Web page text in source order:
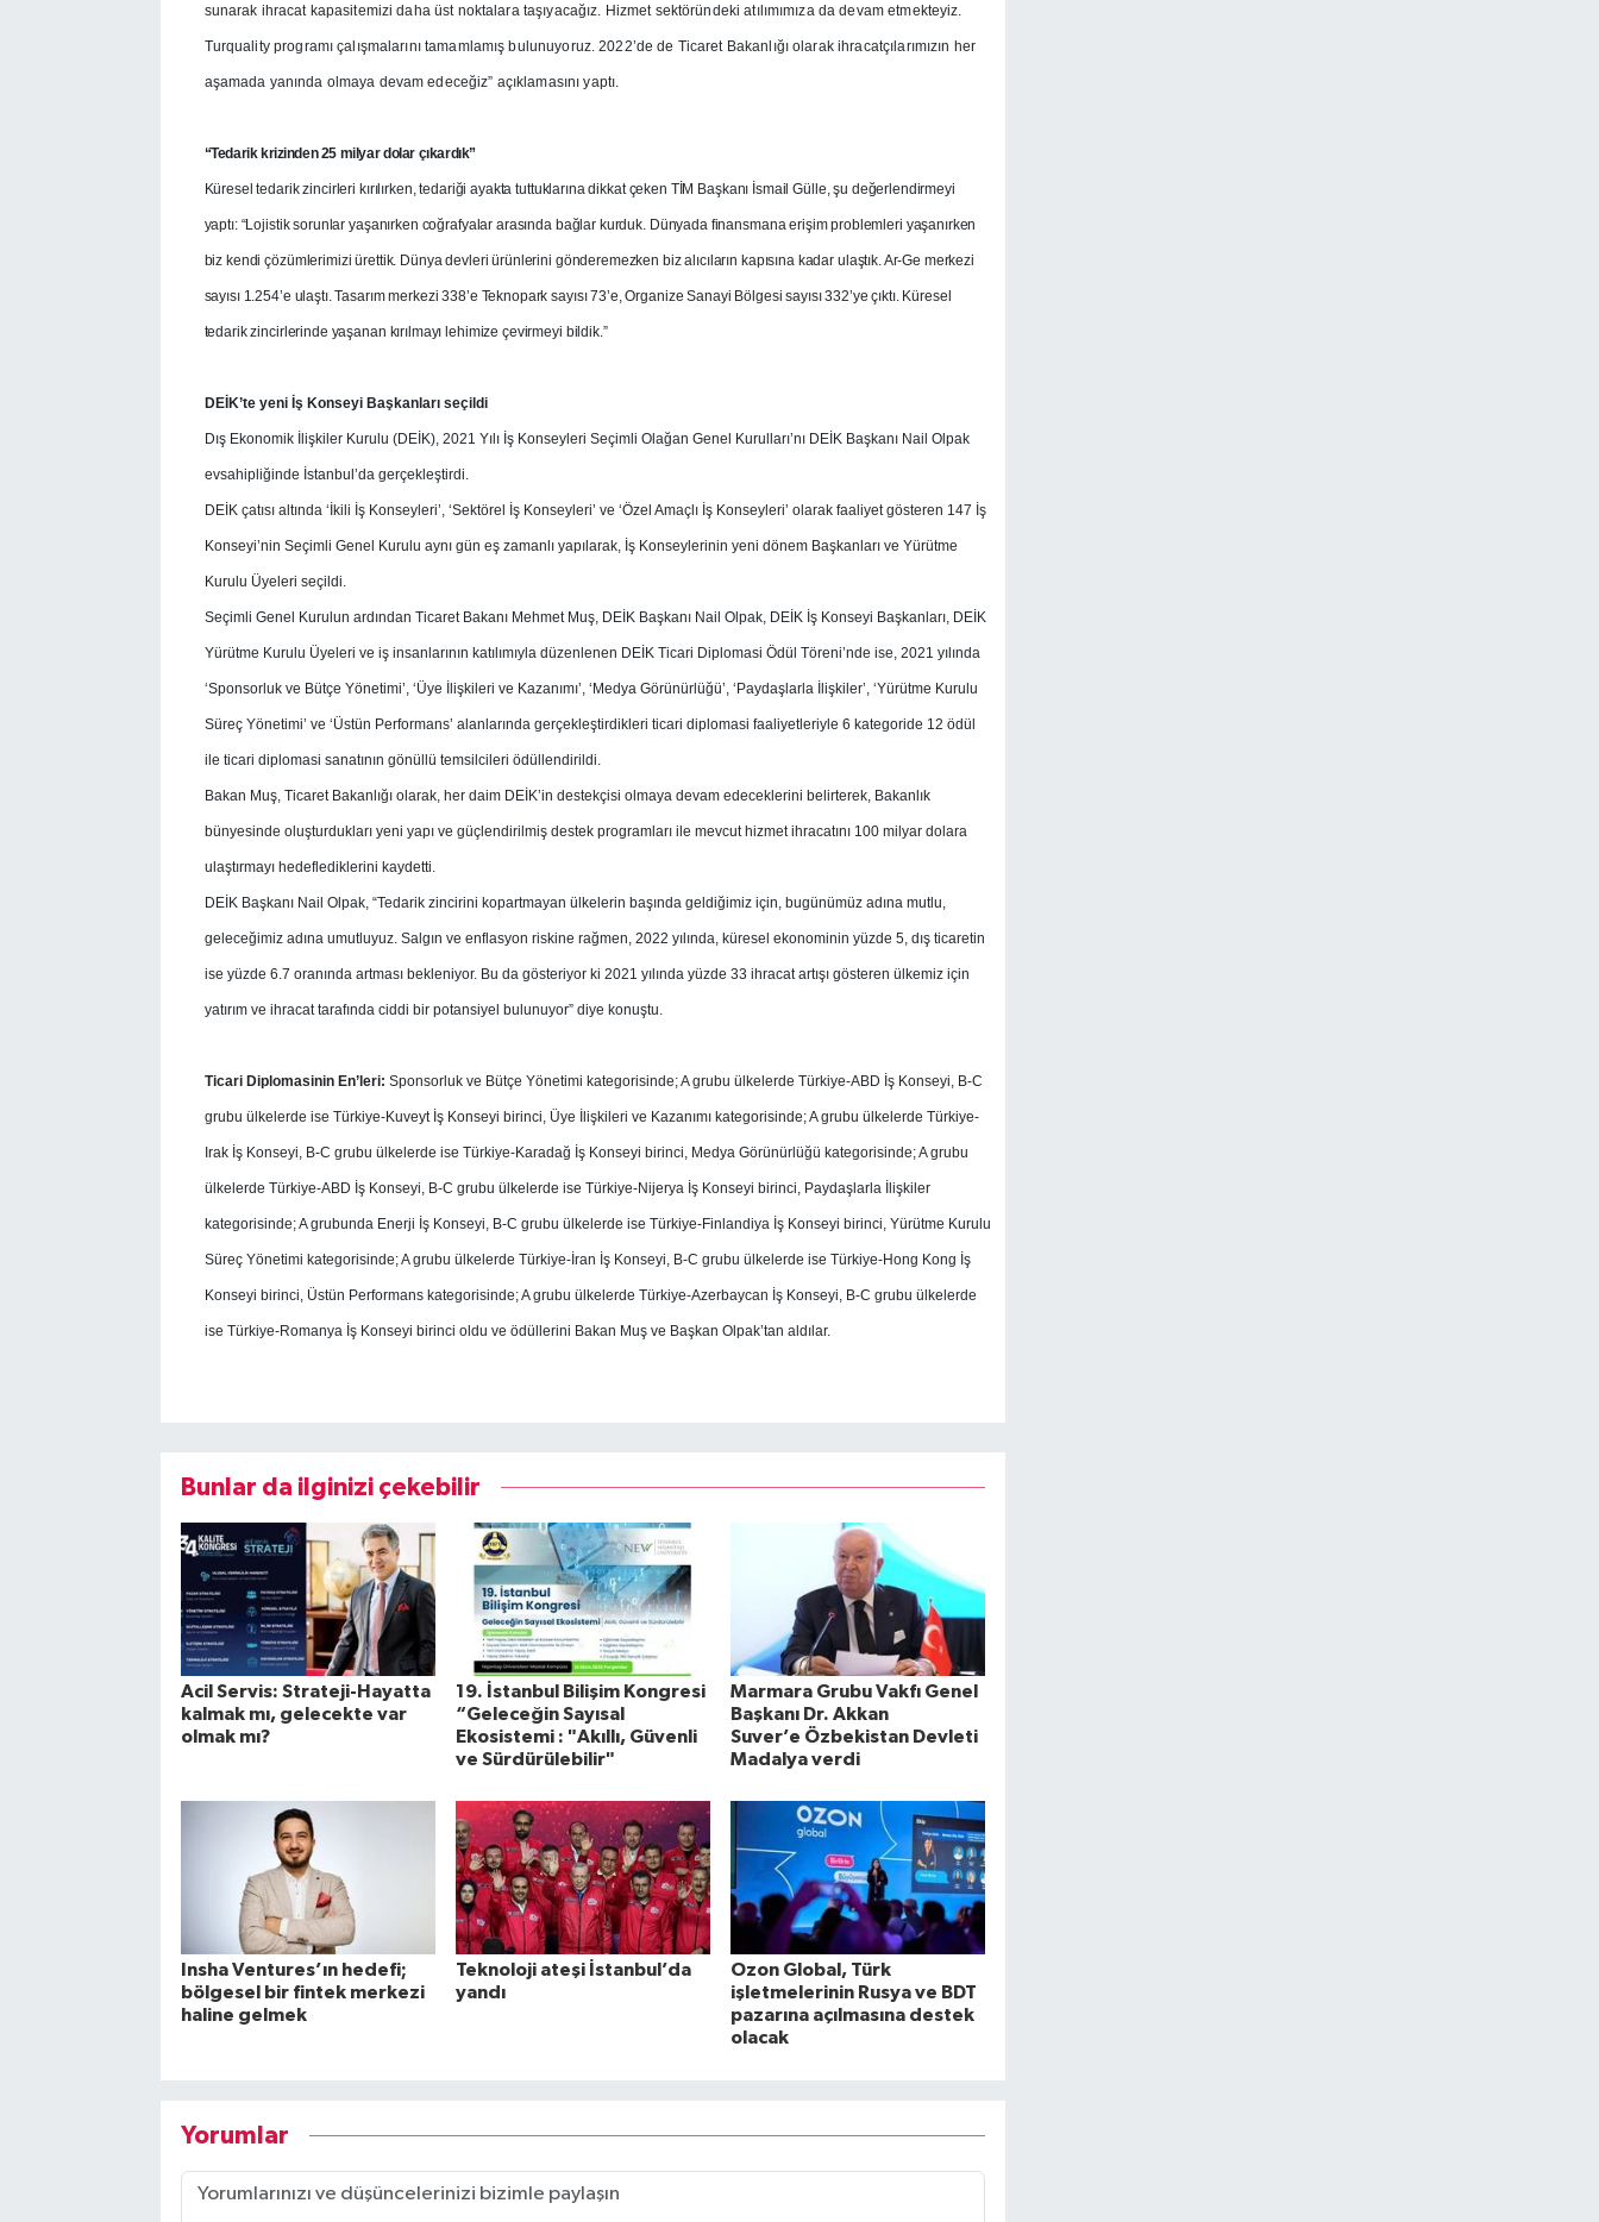
sunarak ihracat kapasitemizi daha üst noktalara taşıyacağız. Hizmet sektöründeki atılımımıza da devam etmekteyiz.
Turquality programı çalışmalarını tamamlamış bulunuyoruz. 2022’de de Ticaret Bakanlığı olarak ihracatçılarımızın her
aşamada yanında olmaya devam edeceğiz” açıklamasını yaptı.
“Tedarik krizinden 25 milyar dolar çıkardık”
Küresel tedarik zincirleri kırılırken, tedariği ayakta tuttuklarına dikkat çeken TİM Başkanı İsmail Gülle, şu değerlendirmeyi
yaptı: “Lojistik sorunlar yaşanırken coğrafyalar arasında bağlar kurduk. Dünyada finansmana erişim problemleri yaşanırken
biz kendi çözümlerimizi ürettik. Dünya devleri ürünlerini gönderemezken biz alıcıların kapısına kadar ulaştık. Ar-Ge merkezi
sayısı 1.254’e ulaştı. Tasarım merkezi 338’e Teknopark sayısı 73’e, Organize Sanayi Bölgesi sayısı 332’ye çıktı. Küresel
tedarik zincirlerinde yaşanan kırılmayı lehimize çevirmeyi bildik.”
DEİK’te yeni İş Konseyi Başkanları seçildi
Dış Ekonomik İlişkiler Kurulu (DEİK), 2021 Yılı İş Konseyleri Seçimli Olağan Genel Kurulları’nı DEİK Başkanı Nail Olpak
evsahipliğinde İstanbul’da gerçekleştirdi.
DEİK çatısı altında ‘İkili İş Konseyleri’, ‘Sektörel İş Konseyleri’ ve ‘Özel Amaçlı İş Konseyleri’ olarak faaliyet gösteren 147 İş
Konseyi’nin Seçimli Genel Kurulu aynı gün eş zamanlı yapılarak, İş Konseylerinin yeni dönem Başkanları ve Yürütme
Kurulu Üyeleri seçildi.
Seçimli Genel Kurulun ardından Ticaret Bakanı Mehmet Muş, DEİK Başkanı Nail Olpak, DEİK İş Konseyi Başkanları, DEİK
Yürütme Kurulu Üyeleri ve iş insanlarının katılımıyla düzenlenen DEİK Ticari Diplomasi Ödül Töreni’nde ise, 2021 yılında
‘Sponsorluk ve Bütçe Yönetimi’, ‘Üye İlişkileri ve Kazanımı’, ‘Medya Görünürlüğü’, ‘Paydaşlarla İlişkiler’, ‘Yürütme Kurulu
Süreç Yönetimi’ ve ‘Üstün Performans’ alanlarında gerçekleştirdikleri ticari diplomasi faaliyetleriyle 6 kategoride 12 ödül
ile ticari diplomasi sanatının gönüllü temsilcileri ödüllendirildi.
Bakan Muş, Ticaret Bakanlığı olarak, her daim DEİK’in destekçisi olmaya devam edeceklerini belirterek, Bakanlık
bünyesinde oluşturdukları yeni yapı ve güçlendirilmiş destek programları ile mevcut hizmet ihracatını 100 milyar dolara
ulaştırmayı hedeflediklerini kaydetti.
DEİK Başkanı Nail Olpak, “Tedarik zincirini kopartmayan ülkelerin başında geldiğimiz için, bugünümüz adına mutlu,
geleceğimiz adına umutluyuz. Salgın ve enflasyon riskine rağmen, 2022 yılında, küresel ekonominin yüzde 5, dış ticaretin
ise yüzde 6.7 oranında artması bekleniyor. Bu da gösteriyor ki 2021 yılında yüzde 33 ihracat artışı gösteren ülkemiz için
yatırım ve ihracat tarafında ciddi bir potansiyel bulunuyor” diye konuştu.
Ticari Diplomasinin En’leri: Sponsorluk ve Bütçe Yönetimi kategorisinde; A grubu ülkelerde Türkiye-ABD İş Konseyi, B-C
grubu ülkelerde ise Türkiye-Kuveyt İş Konseyi birinci, Üye İlişkileri ve Kazanımı kategorisinde; A grubu ülkelerde Türkiye-
Irak İş Konseyi, B-C grubu ülkelerde ise Türkiye-Karadağ İş Konseyi birinci, Medya Görünürlüğü kategorisinde; A grubu
ülkelerde Türkiye-ABD İş Konseyi, B-C grubu ülkelerde ise Türkiye-Nijerya İş Konseyi birinci, Paydaşlarla İlişkiler
kategorisinde; A grubunda Enerji İş Konseyi, B-C grubu ülkelerde ise Türkiye-Finlandiya İş Konseyi birinci, Yürütme Kurulu
Süreç Yönetimi kategorisinde; A grubu ülkelerde Türkiye-İran İş Konseyi, B-C grubu ülkelerde ise Türkiye-Hong Kong İş
Konseyi birinci, Üstün Performans kategorisinde; A grubu ülkelerde Türkiye-Azerbaycan İş Konseyi, B-C grubu ülkelerde
ise Türkiye-Romanya İş Konseyi birinci oldu ve ödüllerini Bakan Muş ve Başkan Olpak’tan aldılar.
Bunlar da ilginizi çekebilir
Acil Servis: Strateji-Hayatta
kalmak mı, gelecekte var
olmak mı?
19. İstanbul Bilişim Kongresi
“Geleceğin Sayısal
Ekosistemi : "Akıllı, Güvenli
ve Sürdürülebilir"
Marmara Grubu Vakfı Genel
Başkanı Dr. Akkan
Suver’e Özbekistan Devleti
Madalya verdi
Insha Ventures’ın hedefi;
bölgesel bir fintek merkezi
haline gelmek
Teknoloji ateşi İstanbul’da
yandı
Ozon Global, Türk
işletmelerinin Rusya ve BDT
pazarına açılmasına destek
olacak
Yorumlar